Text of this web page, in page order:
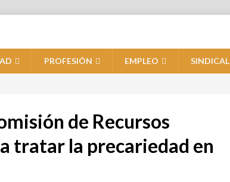
PROFESIÓN EMPLEO SINDICAL
de Recursos
tratar la precariedad en